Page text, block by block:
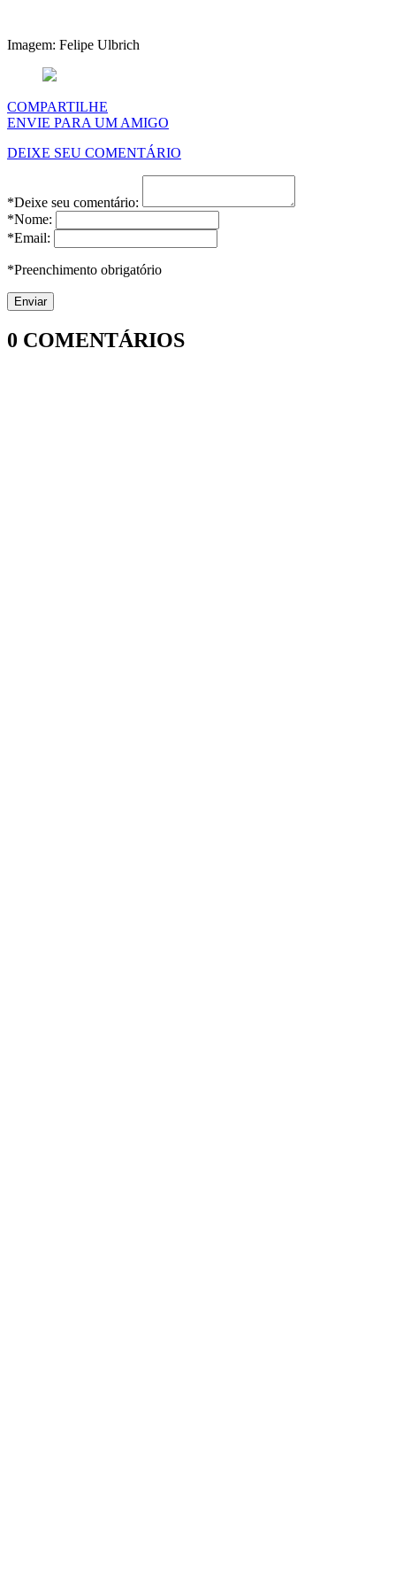
Imagem: Felipe Ulbrich
COMPARTILHE
ENVIE PARA UM AMIGO
DEIXE SEU COMENTÁRIO
*Deixe seu comentário:
*Nome:
*Email:
*Preenchimento obrigatório
0 COMENTÁRIOS